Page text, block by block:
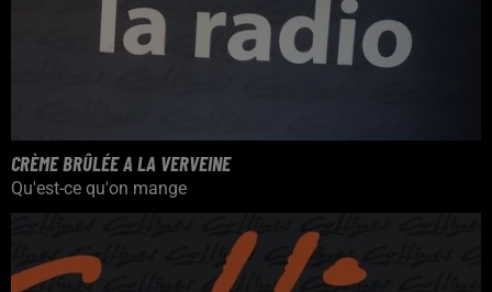
CRÈME BRÛLÉE A LA VERVEINE
Qu'est-ce qu'on mange